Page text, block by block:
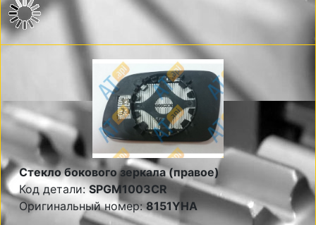
Стекло бокового зеркала (правое)
Код детали:SPGM1003CR
Оригинальный номер:8151YHA